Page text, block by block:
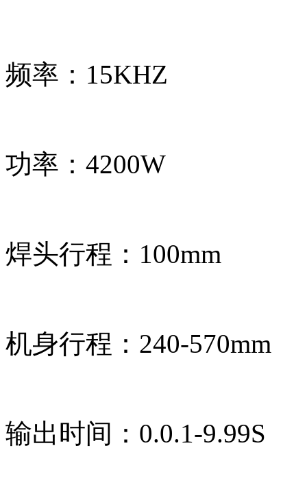
频率：15KHZ
功率：4200W
焊头行程：100mm
机身行程：240-570mm
输出时间：0.0.1-9.99S